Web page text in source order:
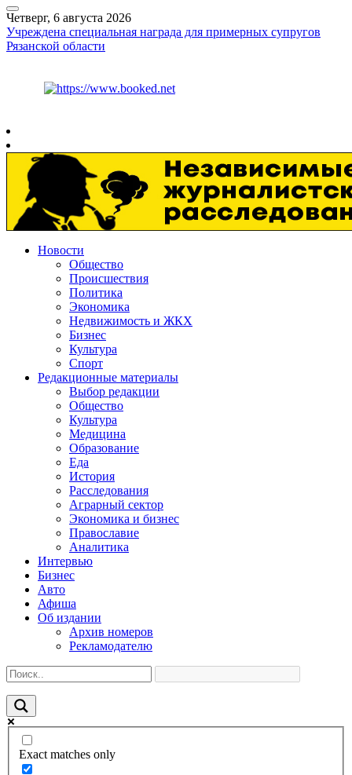
Четверг, 6 августа 2026
Учреждена специальная награда для примерных супругов
Рязанской области
Новости
Общество
Происшествия
Политика
Экономика
Недвижимость и ЖКХ
Бизнес
Культура
Спорт
Редакционные материалы
Выбор редакции
Общество
Культура
Медицина
Образование
Еда
История
Расследования
Аграрный сектор
Экономика и бизнес
Православие
Аналитика
Интервью
Бизнес
Авто
Афиша
Об издании
Архив номеров
Рекламодателю
Exact matches only